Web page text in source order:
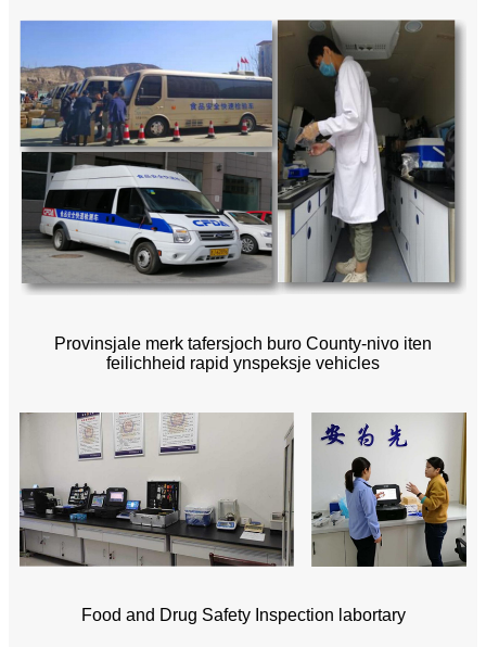
Provinsjale merk tafersjoch buro County-nivo iten
feilichheid rapid ynspeksje vehicles
Food and Drug Safety Inspection labortary